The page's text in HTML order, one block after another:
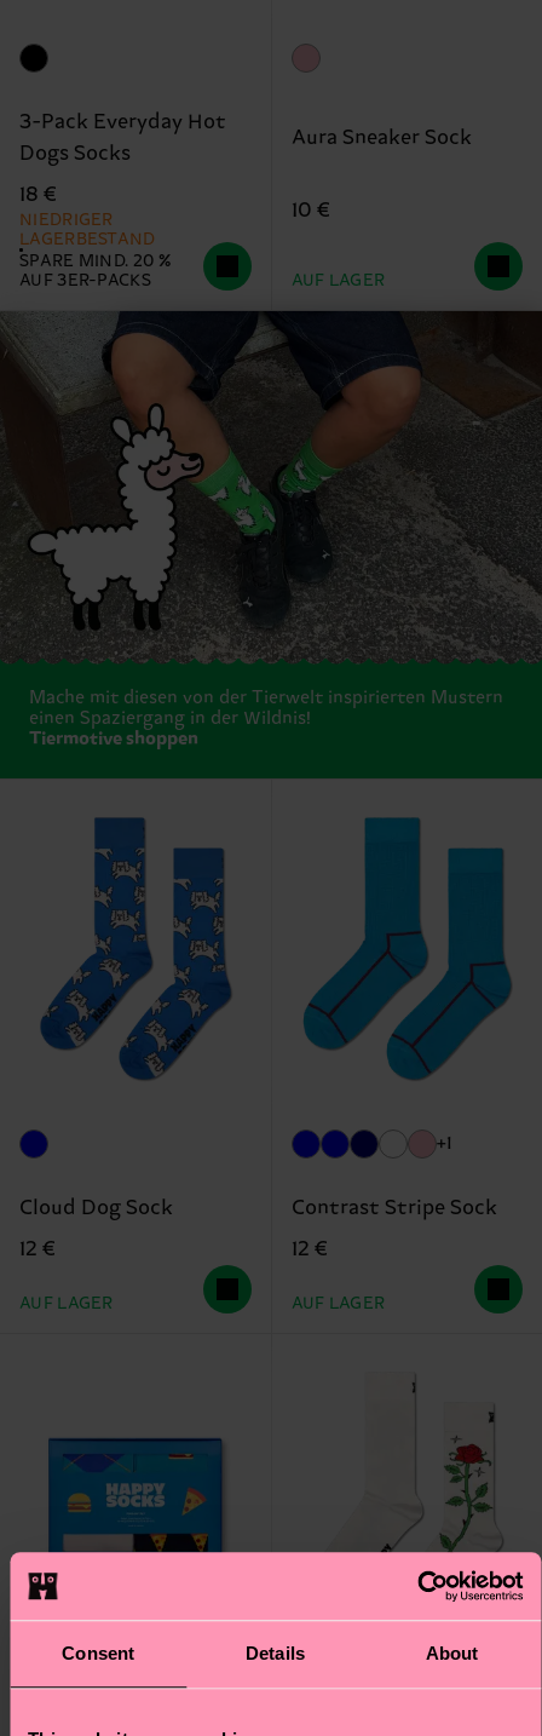
Consent Details About
3-Pack Everyday Hot
Dogs Socks
18 €
NIEDRIGER
LAGERBESTAND
SPARE MIND. 20 %
AUF 3ER-PACKS
Aura Sneaker Sock
10 €
AUF LAGER
Mache mit diesen von der Tierwelt inspirierten Mustern
einen Spaziergang in der Wildnis!
Tiermotive shoppen
Cloud Dog Sock
12 €
AUF LAGER
+1
Contrast Stripe Sock
12 €
AUF LAGER